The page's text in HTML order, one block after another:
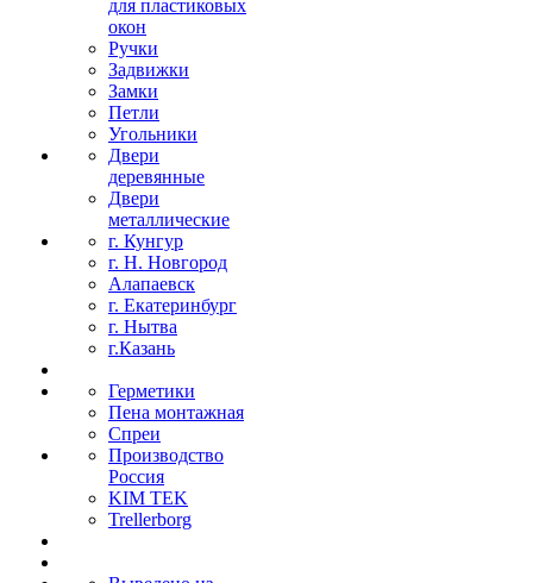
для пластиковых
окон
Ручки
Задвижки
Замки
Петли
Угольники
Двери
деревянные
Двери
металлические
г. Кунгур
г. Н. Новгород
Алапаевск
г. Екатеринбург
г. Нытва
г.Казань
Герметики
Пена монтажная
Спреи
Производство
Россия
KIM TEK
Trellerborg